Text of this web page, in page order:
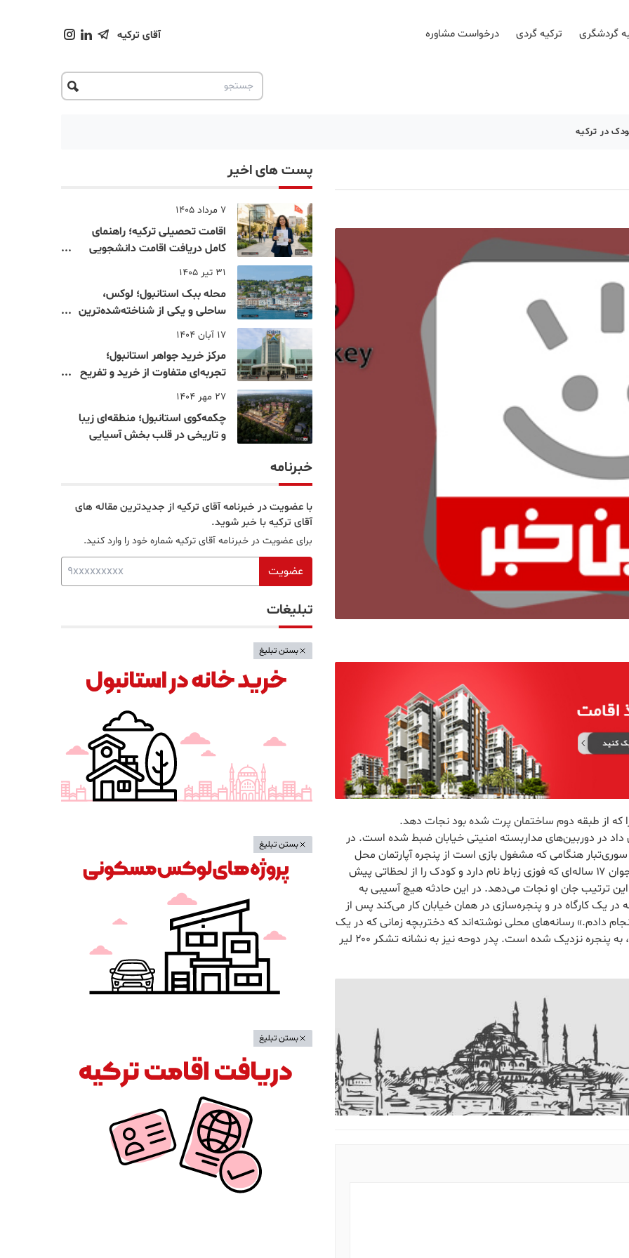
گردشگری ترکیه گردی درخواست مشاوره آقای ترکیه
در ترکیه
داد در دوربین‌های مداربسته امنیتی خیابان ضبط شده است. در
هنگامی که مشغول بازی است از پنجره آپارتمان محل
سکونت خانواده‌اش به خیابان پرت می‌شود. در همان حال جوان ۱۷ ساله‌ای که فوزی زباط نام دارد و کودک را از لحظاتی پیش
ترتیب جان او نجات می‌دهد. در این حادثه هیچ آسیبی به
یک کارگاه در و پنجره‌سازی در همان خیابان کار می‌کند پس از
دادم.» رسانه‌های محلی نوشته‌اند که دختربچه زمانی که در یک
لحظه که مادرش مشغول آشپزی بوده و از او غافل شده بود، به پنجره نزدیک شده است. پدر دوحه نیز به نشانه تشکر ۲۰۰ لیر
پست های اخیر
7 مرداد 1405
اقامت تحصیلی ترکیه؛ راهنمای
کامل دریافت اقامت دانشجویی
ترکیه در سال ۲۰۲۶
31 تیر 1405
محله ببک استانبول؛ لوکس،
ساحلی و یکی از شناخته‌شده‌ترین
نقاط بسفر
17 آبان 1404
مرکز خرید جواهر استانبول؛
تجربه‌ای متفاوت از خرید و تفریح
در قلب استانبول
27 مهر 1404
چکمه‌کوی استانبول؛ منطقه‌ای زیبا
و تاریخی در قلب بخش آسیایی
خبرنامه
با عضویت در خبرنامه آقای ترکیه از جدیدترین مقاله های
آقای ترکیه با خبر شوید.
برای عضویت در خبرنامه آقای ترکیه شماره خود را وارد کنید.
عضویت
تبلیغات
بستن تبلیغ
بستن تبلیغ
بستن تبلیغ